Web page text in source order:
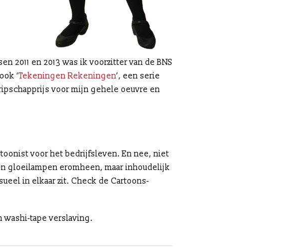
2011 en 2013 was ik voorzitter van de BNS
‘Tekeningen Rekeningen’, een serie
voor mijn gehele oeuvre en
voor het bedrijfsleven. En nee, niet
gloeilampen eromheen, maar inhoudelijk
in elkaar zit. Check de Cartoons-
tape verslaving.